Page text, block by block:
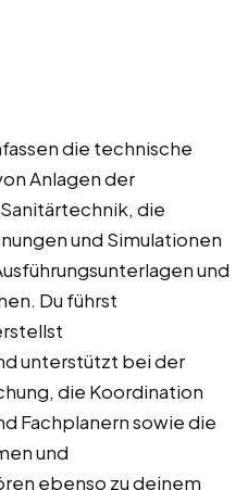
die technische
Anlagen der
die
und Simulationen
und
Du führst
unterstützt bei der
die Koordination
Fachplanern sowie die
und
ebenso zu deinem